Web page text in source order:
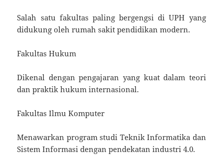
Salah satu fakultas paling bergengsi di UPH yang
didukung oleh rumah sakit pendidikan modern.
Fakultas Hukum
Dikenal dengan pengajaran yang kuat dalam teori
dan praktik hukum internasional.
Fakultas Ilmu Komputer
Menawarkan program studi Teknik Informatika dan
Sistem Informasi dengan pendekatan industri 4.0.